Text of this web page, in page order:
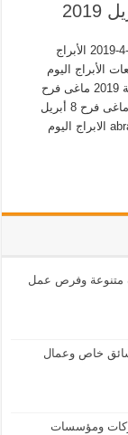
أبراج اليوم 8-4-2019 ماغى فرح حظك اليوم الإثنين 8-4-2019 الأبراج
2019 حظك اليوم الإثنين 8-4-2019 توقعات الأبراج اليوم
الإثنين 8 أبريل 2019 برجك اليوم الإثنين الأبراج اليومية 2019 ماغى فرح
الإثنين 8 أبريل2019 abraj today الابراج اليوم الإثنين ماغى فرح 8 أبريل
حظك اليوم ، ماغى فرح الإثنين 8 أبريل2019 abraj today الابراج اليوم
2024 وظائف متنوعة وفرص عمل
2024 بحاجه لسائق خاص وعمال
2024 لدى شركات ومؤسسات